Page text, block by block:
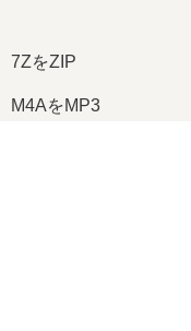
7ZをZIP
M4AをMP3